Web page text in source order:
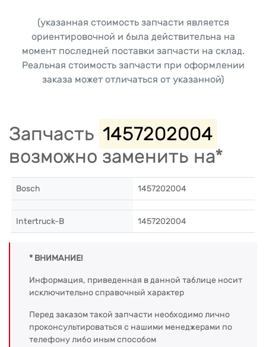
(указанная стоимость запчасти является
ориентировочной и была действительна на
момент последней поставки запчасти на склад.
Реальная стоимость запчасти при оформлении
заказа может отличаться от указанной)
Запчасть 1457202004
возможно заменить на*
Bosch 1457202004
Intertruck-B 1457202004
* ВНИМАНИЕ!
Информация, приведенная в данной таблице носит
исключительно справочный характер
Перед заказом такой запчасти необходимо лично
проконсультироваться с нашими менеджерами по
телефону либо иным способом